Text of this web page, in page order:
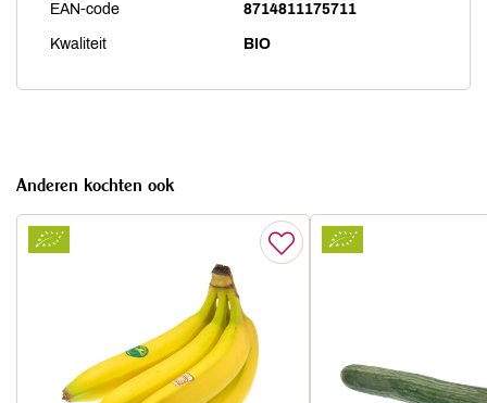
EAN-code 8714811175711
Kwaliteit BIO
Anderen kochten ook